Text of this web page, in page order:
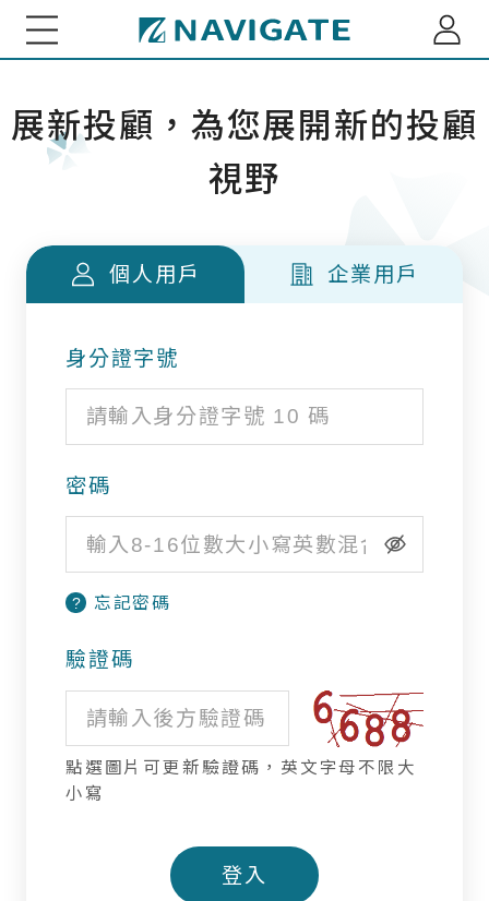
展新證券投資顧問股份有限公司 Navigate
小老闆投資瞭望台
精選台股投組建議
綜觀全球
全球資金流向脈動
台股基金ETF觀測
海外股債ETF觀測
國際焦點黑馬個股
台股精選成長個股
國際名家深度觀察
全球不動產面面觀
聰明投資從這開始
重大訊息
訂閱介紹
展新投顧，為您展開新的投顧
視野
個人用戶 企業用戶
身分證字號
密碼
? 忘記密碼
驗證碼
點選圖片可更新驗證碼，英文字母不限大
小寫
登入